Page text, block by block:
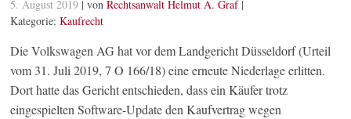
5. August 2019 | vonRechtsanwalt Helmut A. Graf|
Kategorie:Kaufrecht
Die Volkswagen AG hat vor dem Landgericht Düsseldorf (Urteil
vom 31. Juli 2019, 7 O 166/18) eine erneute Niederlage erlitten.
Dort hatte das Gericht entschieden, dass ein Käufer trotz
eingespielten Software-Update den Kaufvertrag wegen